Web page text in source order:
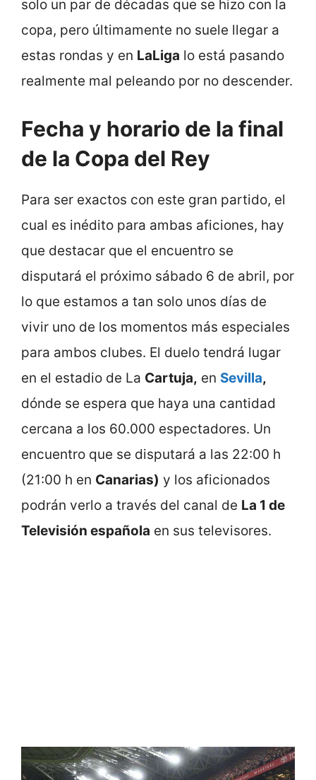
solo un par de décadas que se hizo con la
copa, pero últimamente no suele llegar a
estas rondas y en LaLiga lo está pasando
realmente mal peleando por no descender.
Fecha y horario de la final
de la Copa del Rey
Para ser exactos con este gran partido, el
cual es inédito para ambas aficiones, hay
que destacar que el encuentro se
disputará el próximo sábado 6 de abril, por
lo que estamos a tan solo unos días de
vivir uno de los momentos más especiales
para ambos clubes. El duelo tendrá lugar
en el estadio de La Cartuja, en Sevilla,
dónde se espera que haya una cantidad
cercana a los 60.000 espectadores. Un
encuentro que se disputará a las 22:00 h
(21:00 h en Canarias) y los aficionados
podrán verlo a través del canal de La 1 de
Televisión española en sus televisores.